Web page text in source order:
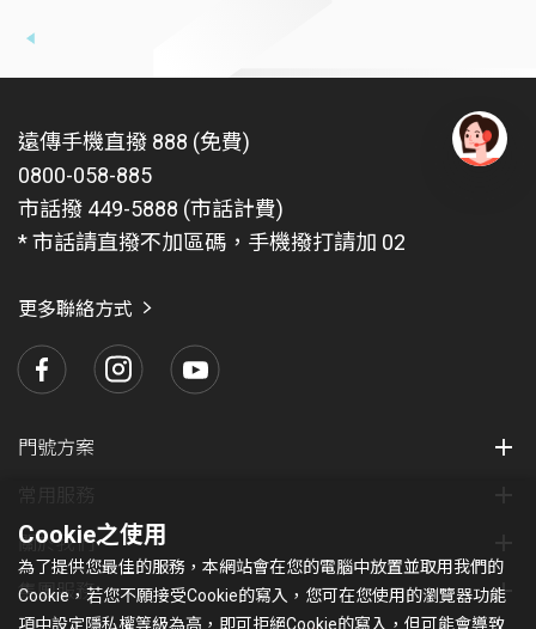
遠傳手機直撥 888 (免費)
0800-058-885
市話撥 449-5888 (市話計費)
* 市話請直撥不加區碼，手機撥打請加 02
更多聯絡方式
門號方案
關於我們
集團服務
Cookie之使用
為了提供您最佳的服務，本網站會在您的電腦中放置並取用我們的
Cookie，若您不願接受Cookie的寫入，您可在您使用的瀏覽器功能
項中設定隱私權等級為高，即可拒絕Cookie的寫入，但可能會導致